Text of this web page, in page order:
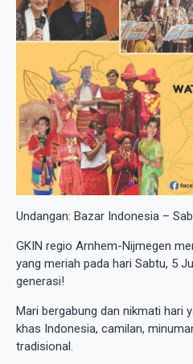
Undangan: Bazar Indonesia –
GKIN regio Arnhem-Nijmegen
yang meriah pada hari Sabtu, 5
generasi!
Mari bergabung dan nikmati hari
khas Indonesia, camilan,
tradisional.